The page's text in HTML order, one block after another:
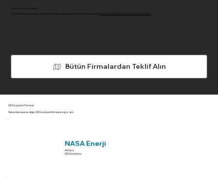
Bunu biliyor muydunuz?
Solarfirmaları ile ücretsiz bir şekilde bölgenizde bulunan tek bir firmadan değil,
bütün firmalardan aynı anda teklif alabilirsiniz.
Bütün Firmalardan Teklif Alın
GES Kurulum Firmaları
Sistemde bulunan diğer GES kurulum firmalarına göz atın.
NASA Enerji
Antalya
GES Kurulumu